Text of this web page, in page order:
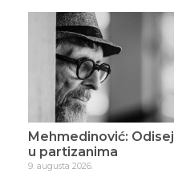
Mehmedinović: Odisej
u partizanima
9. augusta 2026.